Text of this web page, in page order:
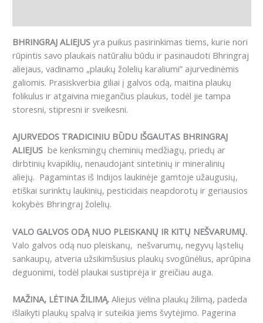
BHRINGRAJ ALIEJUS yra puikus pasirinkimas tiems, kurie nori
rūpintis savo plaukais natūraliu būdu ir pasinaudoti Bhringraj
aliejaus, vadinamo „plaukų žolelių karaliumi” ajurvedinėmis
galiomis. Prasiskverbia giliai į galvos odą, maitina plaukų
folikulus ir atgaivina miegančius plaukus, todėl jie tampa
storesni, stipresni ir sveikesni.
AJURVEDOS TRADICINIU BŪDU IŠGAUTAS BHRINGRAJ
ALIEJUS be kenksmingų cheminių medžiagų, priedų ar
dirbtinių kvapiklių, nenaudojant sintetinių ir mineralinių
aliejų. Pagamintas iš Indijos laukinėje gamtoje užaugusių,
etiškai surinktų laukinių, pesticidais neapdorotų ir geriausios
kokybės Bhringraj žolelių.
VALO GALVOS ODĄ NUO PLEISKANŲ IR KITŲ NEŠVARUMŲ.
Valo galvos odą nuo pleiskanų, nešvarumų, negyvų ląstelių
sankaupų, atveria užsikimšusius plaukų svogūnėlius, aprūpina
deguonimi, todėl plaukai sustiprėja ir greičiau auga.
MAŽINA, LĖTINA ŽILIMĄ. Aliejus vėlina plaukų žilimą, padeda
išlaikyti plaukų spalvą ir suteikia jiems švytėjimo. Pagerina